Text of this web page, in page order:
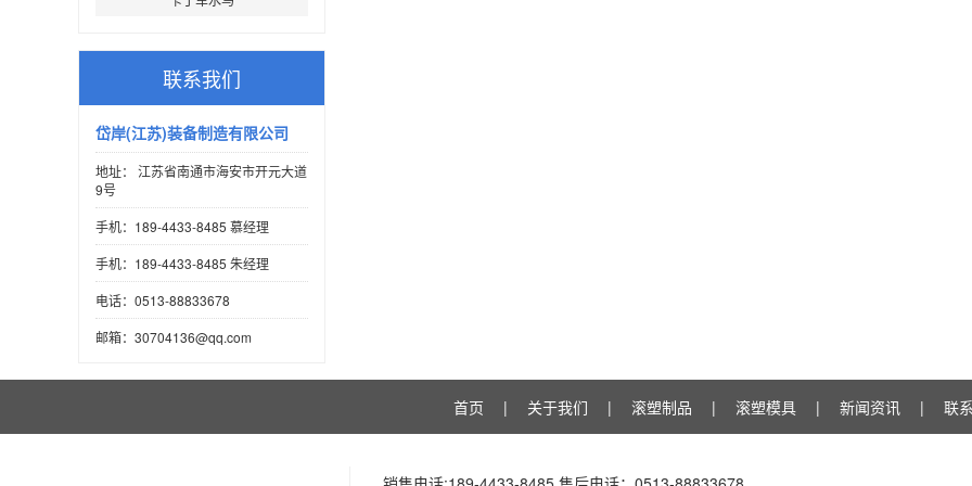
联系我们
岱岸(江苏)装备制造有限公司
地址： 江苏省南通市海安市开元大道
9号
手机：189-4433-8485 慕经理
手机：189-4433-8485 朱经理
电话：0513-88833678
邮箱：30704136@qq.com
首页 | 关于我们 | 滚塑制品 | 滚塑模具 | 新闻资讯 | 联